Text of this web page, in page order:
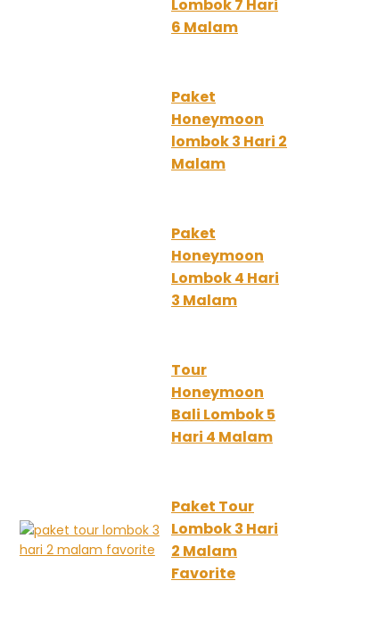
Lombok 7 Hari
6 Malam
Paket
Honeymoon
lombok 3 Hari 2
Malam
Paket
Honeymoon
Lombok 4 Hari
3 Malam
Tour
Honeymoon
Bali Lombok 5
Hari 4 Malam
Paket Tour
Lombok 3 Hari
2 Malam
Favorite